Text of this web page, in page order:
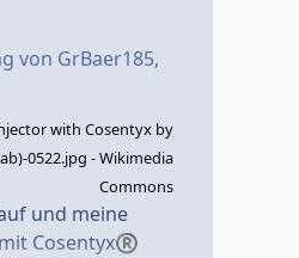
von GrBaer185,
with Cosentyx by
0522.jpg - Wikimedia
Commons
und meine
Cosentyx®